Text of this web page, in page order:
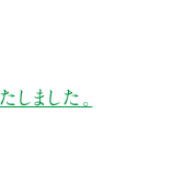
ました。